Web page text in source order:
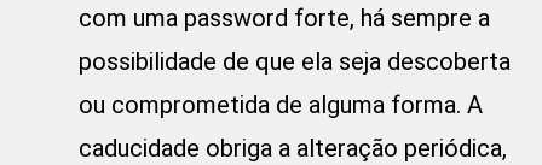
com uma password forte, há sempre a
possibilidade de que ela seja descoberta
ou comprometida de alguma forma. A
caducidade obriga a alteração periódica,